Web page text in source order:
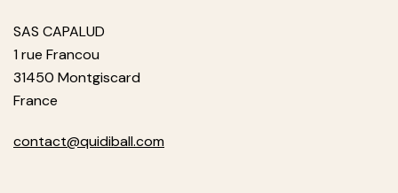
SAS CAPALUD
1 rue Francou
31450 Montgiscard
France
contact@quidiball.com